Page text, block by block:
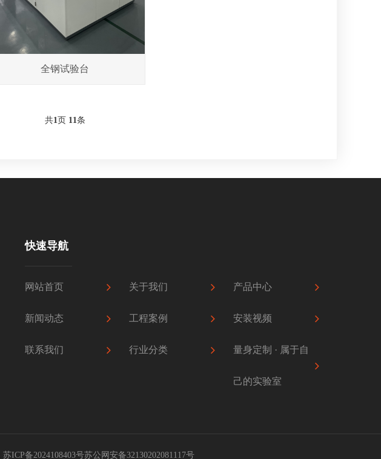
全钢试验台
共1 页 11 条
快速导航
网站首页 关于我们 产品中心
新闻动态 工程案例 安装视频
联系我们 行业分类 量身定制 · 属于自
己的实验室
苏ICP备2024108403号苏公网安备32130202081117号